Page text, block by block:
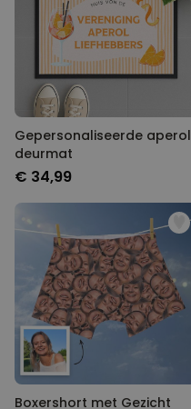
Gepersonaliseerde aperol
deurmat
€ 34,99
Boxershort met Gezicht